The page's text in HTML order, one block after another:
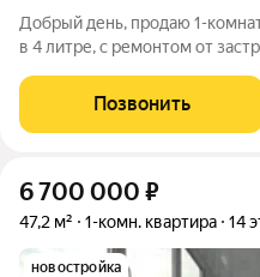
Добрый день, продаю 1-
в 4 литре, с ремонтом от
соответственно вместе с
же право требования
Позвонить
6 700 000 ₽
47,2 м² 1-комн. квартира 14
новостройка